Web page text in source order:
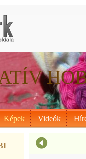
Képek Videók